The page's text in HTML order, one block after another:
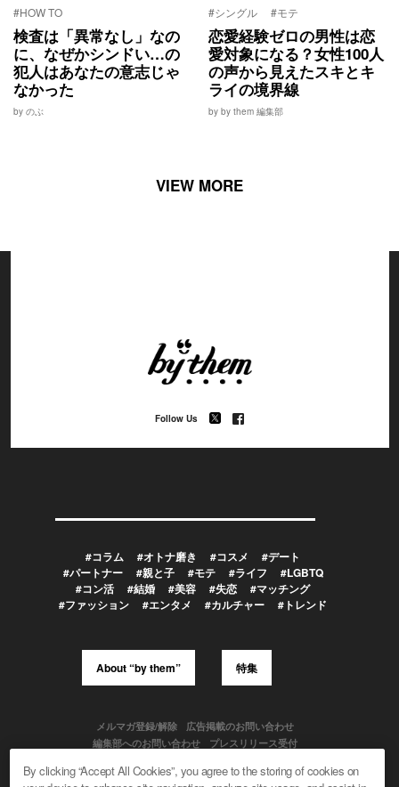
#HOW TO
検査は「異常なし」なの
に、なぜかシンドい…の
犯人はあなたの意志じゃ
なかった
by のぶ
#シングル #モテ
恋愛経験ゼロの男性は恋
愛対象になる？女性100人
の声から見えたスキとキ
ライの境界線
by by them 編集部
VIEW MORE
Follow Us
#コラム #オトナ磨き #コスメ
#デート
#パートナー
#親と子 #モテ #ライフ
#LGBTQ
#コン活
#結婚 #美容 #失恋
#マッチング
#ファッション
#エンタメ #カルチャー #トレンド
About “by them” 特集
メルマガ登録/解除
広告掲載のお問い合わせ
編集部へのお問い合わせ
プレスリリース受付
By clicking “Accept All Cookies”, you agree to the storing of cookies on